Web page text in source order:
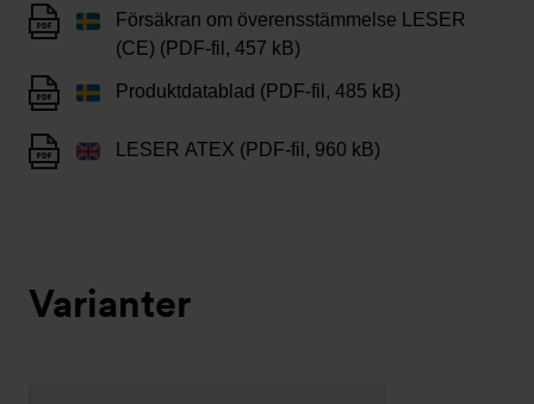
Försäkran om överensstämmelse LESER
(CE) (PDF-fil, 457 kB)
Produktdatablad (PDF-fil, 485 kB)
LESER ATEX (PDF-fil, 960 kB)
Varianter